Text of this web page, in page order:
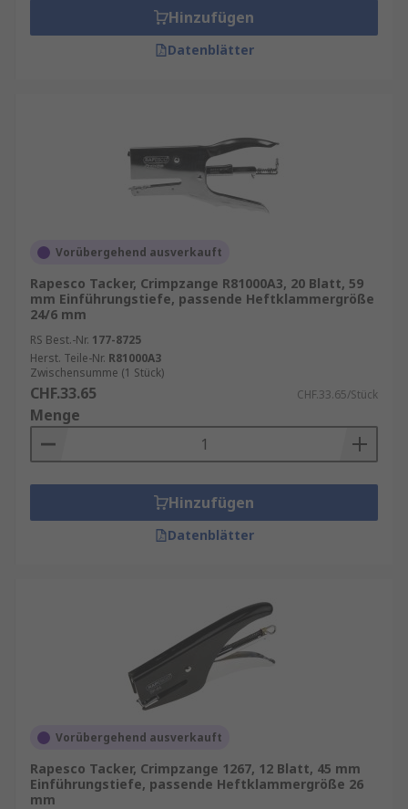
Hinzufügen
Datenblätter
Vorübergehend ausverkauft
Rapesco Tacker, Crimpzange R81000A3, 20 Blatt, 59
mm Einführungstiefe, passende Heftklammergröße
24/6 mm
RS Best.-Nr. 177-8725
Herst. Teile-Nr. R81000A3
Zwischensumme (1 Stück)
CHF.33.65 CHF.33.65/Stück
Menge
Hinzufügen
Datenblätter
Vorübergehend ausverkauft
Rapesco Tacker, Crimpzange 1267, 12 Blatt, 45 mm
Einführungstiefe, passende Heftklammergröße 26
mm